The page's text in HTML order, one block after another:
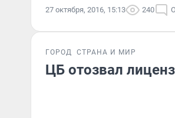
27 октября, 2016, 15:13 240
ГОРОД СТРАНА И МИР
ЦБ отозвал